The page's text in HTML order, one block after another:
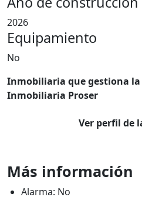
2026
Equipamiento
No
Inmobiliaria que gestiona la
Inmobiliaria Proser
Ver perfil de
Más información
Alarma: No